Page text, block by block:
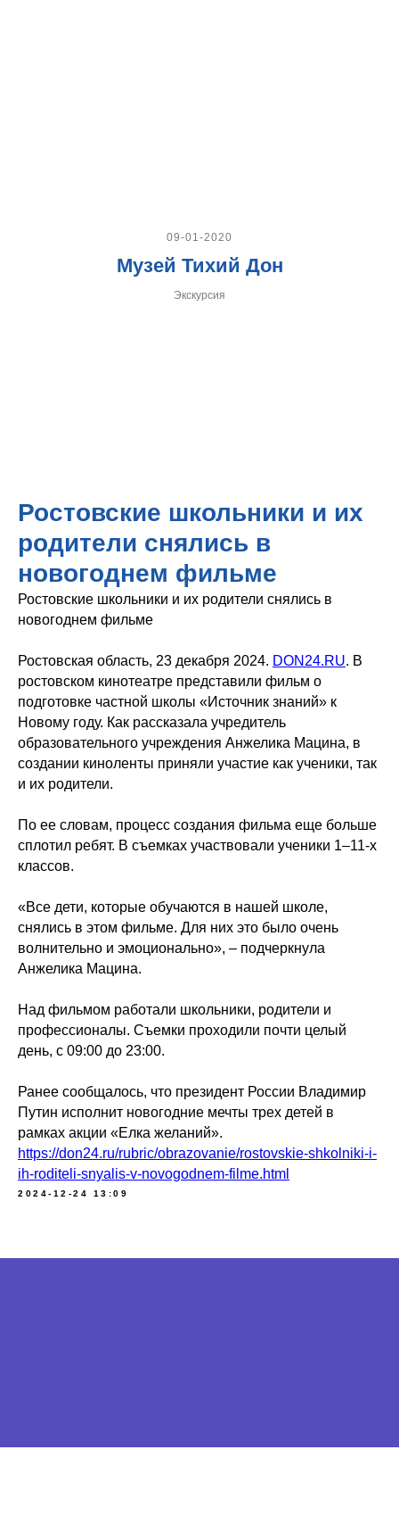
09-01-2020
Музей Тихий Дон
Экскурсия
Ростовские школьники и их
родители снялись в
новогоднем фильме
Ростовские школьники и их родители снялись в
новогоднем фильме
Ростовская область, 23 декабря 2024. DON24.RU. В
ростовском кинотеатре представили фильм о
подготовке частной школы «Источник знаний» к
Новому году. Как рассказала учредитель
образовательного учреждения Анжелика Мацина, в
создании киноленты приняли участие как ученики, так
и их родители.
По ее словам, процесс создания фильма еще больше
сплотил ребят. В съемках участвовали ученики 1–11-х
классов.
«Все дети, которые обучаются в нашей школе,
снялись в этом фильме. Для них это было очень
волнительно и эмоционально», – подчеркнула
Анжелика Мацина.
Над фильмом работали школьники, родители и
профессионалы. Съемки проходили почти целый
день, с 09:00 до 23:00.
Ранее сообщалось, что президент России Владимир
Путин исполнит новогодние мечты трех детей в
рамках акции «Елка желаний».
https://don24.ru/rubric/obrazovanie/rostovskie-shkolniki-i-
ih-roditeli-snyalis-v-novogodnem-filme.html
2024-12-24 13:09